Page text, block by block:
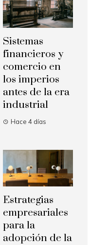
Sistemas
financieros y
comercio en
los imperios
antes de la era
industrial
Hace 4 días
Estrategias
empresariales
para la
adopción de la